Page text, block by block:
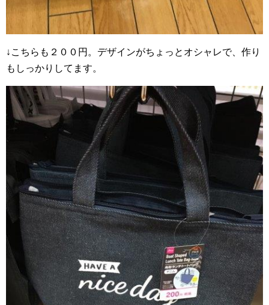
↓こちらも２００円。デザインがちょっとオシャレで、作り
もしっかりしてます。